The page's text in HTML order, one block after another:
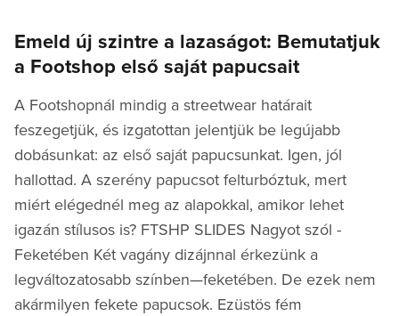
Emeld új szintre a lazaságot: Bemutatjuk
a Footshop első saját papucsait
A Footshopnál mindig a streetwear határait
feszegetjük, és izgatottan jelentjük be legújabb
dobásunkat: az első saját papucsunkat. Igen, jól
hallottad. A szerény papucsot felturbóztuk, mert
miért elégednél meg az alapokkal, amikor lehet
igazán stílusos is? FTSHP SLIDES Nagyot szól -
Feketében Két vagány dizájnnal érkezünk a
legváltozatosabb színben—feketében. De ezek nem
akármilyen fekete papucsok. Ezüstös fém